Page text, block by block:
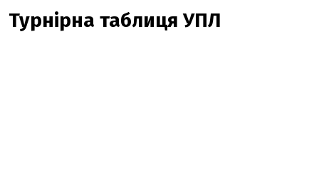
Турнірна таблиця УПЛ